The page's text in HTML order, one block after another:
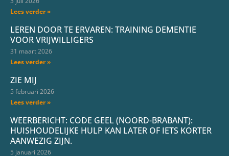
Lees verder »
LEREN DOOR TE ERVAREN: TRAINING DEMENTIE
VOOR VRIJWILLIGERS
31 maart 2026
Lees verder »
ZIE MIJ
5 februari 2026
Lees verder »
WEERBERICHT: CODE GEEL (NOORD-BRABANT):
HUISHOUDELIJKE HULP KAN LATER OF IETS KORTER
AANWEZIG ZIJN.
5 januari 2026